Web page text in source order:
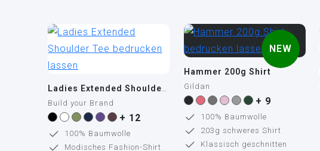
Ladies Extended Shoulder Tee
Build your Brand
+ 12
100% Baumwolle
Modisches Fashion-Shirt
NEW
Hammer 200g Shirt
Gildan
+ 9
100% Baumwolle
203g schweres Shirt
Klassisch geschnitten